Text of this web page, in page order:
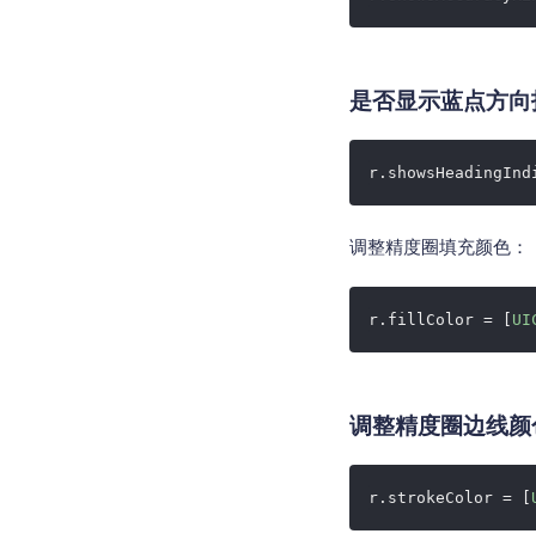
是否显示蓝点方
调整精度圈填充颜色：
r.fillColor = [
调整精度圈边线
r.strokeColor = [